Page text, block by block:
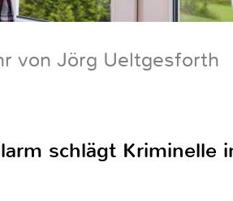
von Jörg Ueltgesforth
schlägt Kriminelle